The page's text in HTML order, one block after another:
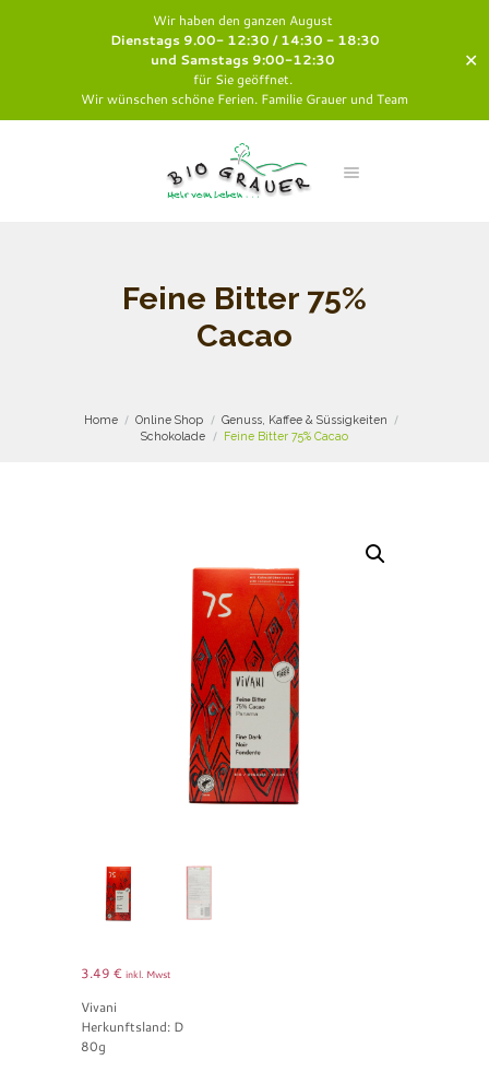
Wir haben den ganzen August
Dienstags 9.00- 12:30 / 14:30 - 18:30
und Samstags 9:00-12:30
für Sie geöffnet.
Wir wünschen schöne Ferien. Familie Grauer und Team
✕
Feine Bitter 75%
Cacao
Home Online Shop
Genuss, Kaffee & Süssigkeiten
Schokolade
Feine Bitter 75% Cacao
3.49 € inkl. Mwst
Vivani
Herkunftsland: D
80g